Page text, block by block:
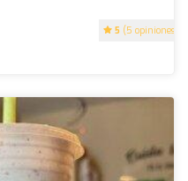
5 (5 opiniones)